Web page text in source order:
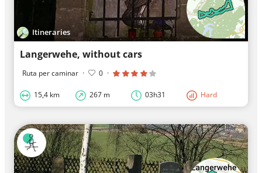
Itineraries
Langerwehe, without cars
Ruta per caminar · 0 ·
15,4 km 267 m 03h31 Hard